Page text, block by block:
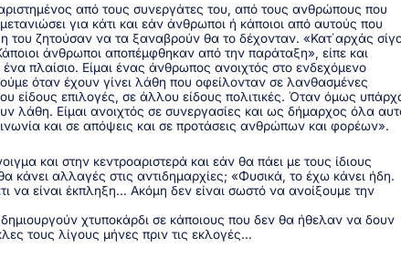
από τους συνεργάτες του, από τους ανθρώπους που
για κάτι και εάν άνθρωποι ή κάποιοι από αυτούς που
του ζητούσαν να τα ξαναβρούν θα το δέχονταν. «Κατ΄αρχάς
άνθρωποι αποπέμφθηκαν από την παράταξη», είπε και
πλαίσιο. Είμαι ένας άνθρωπος ανοιχτός στο ενδεχόμενο
όταν έχουν γίνει λάθη που οφείλονταν σε λανθασμένες
είδους επιλογές, σε άλλου είδους πολιτικές. Όταν όμως
λάθη. Είμαι ανοιχτός σε συνεργασίες και ως δήμαρχος όλα
και σε απόψεις και σε προτάσεις ανθρώπων και φορέων».
και στην κεντροαριστερά και εάν θα πάει με τους ίδιους
κάνει αλλαγές στις αντιδημαρχίες; «Φυσικά, το έχω κάνει ήδη.
να είναι έκπληξη… Ακόμη δεν είναι σωστό να ανοίξουμε την
χτυποκάρδι σε κάποιους που δεν θα ήθελαν να δουν
τους λίγους μήνες πριν τις εκλογές…